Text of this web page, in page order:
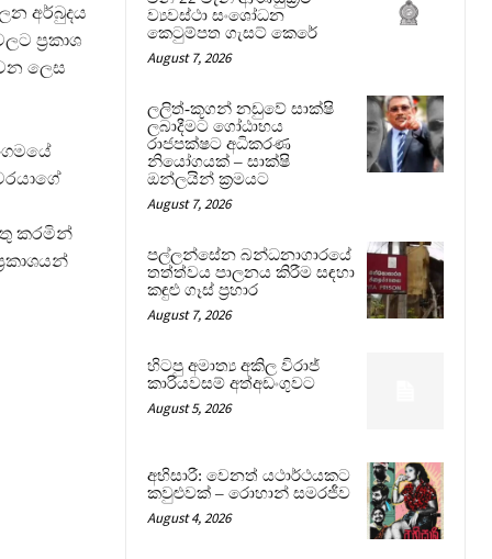
අර්බුදය
ප්‍රකාශ
ලෙස
කරමින්
ව්‍යවස්ථා සංශෝධන
කෙටුම්පත ගැසට් කෙරේ
August 7, 2026
ලලිත්-කූගන් නඩුවේ සාක්ෂි
ලබාදීමට ගෝඨාභය
රාජපක්ෂට අධිකරණ
නියෝගයක් – සාක්ෂි
ඔන්ලයින් ක්‍රමයට
August 7, 2026
පල්ලන්සේන බන්ධනාගාරයේ
තත්ත්වය පාලනය කිරීම සඳහා
කඳුළු ගෑස් ප්‍රහාර
August 7, 2026
හිටපු අමාත්‍ය අකිල විරාජ්
කාරියවසම් අත්අඩංගුවට
August 5, 2026
අභිසාරී: වෙනත් යථාර්ථයකට
කවුළුවක් – රොහාන් සමරජීව
August 4, 2026